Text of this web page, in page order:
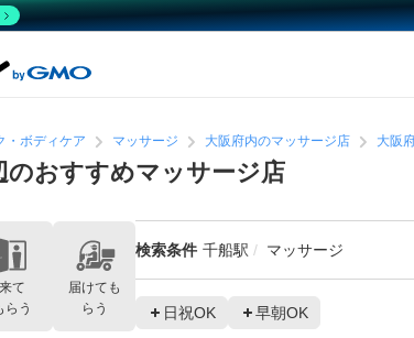
・ボディケア マッサージ 大阪府内のマッサージ店 大阪
のおすすめマッサージ店
検索条件 千船駅 マッサージ
日祝OK 早朝OK
来て
らう
届けても
らう